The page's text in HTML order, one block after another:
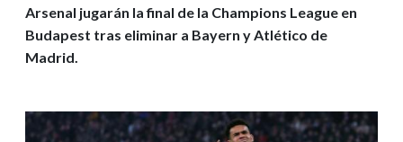
Arsenal jugarán la final de la Champions League en
Budapest tras eliminar a Bayern y Atlético de
Madrid.